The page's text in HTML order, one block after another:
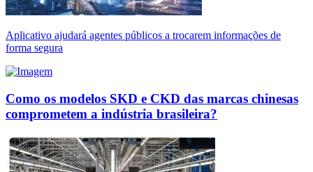
Aplicativo ajudará agentes públicos a trocarem informações de
forma segura
Como os modelos SKD e CKD das marcas chinesas
comprometem a indústria brasileira?